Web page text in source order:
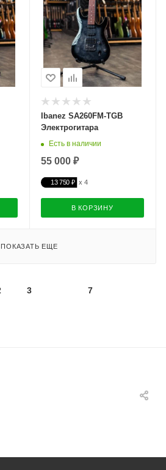
Ibanez SA260FM-TGB
Электрогитара
Есть в наличии
55 000 ₽
13 750 ₽
В КОРЗИНУ
ПОКАЗАТЬ ЕЩЕ
3 7